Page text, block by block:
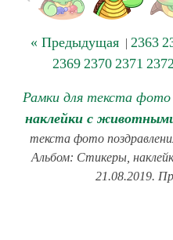
« Предыдущая | 2363
2369 2370 2371 2372
Рамки для текста фото
наклейки с
текста фото
Альбом: Стикеры,
21.08.2019.